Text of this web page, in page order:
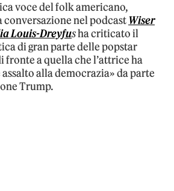
voce del folk americano,
conversazione nel podcast Wiser
Louis-Dreyfusha criticato il
di gran parte delle popstar
fronte a quella che l’attrice ha
alla democrazia» da parte
Trump.